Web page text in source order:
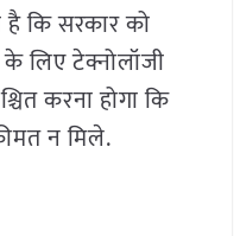
है क‍ि सरकार को
ल‍िए टेक्नोलॉजी
करना होगा क‍ि
न मिले.